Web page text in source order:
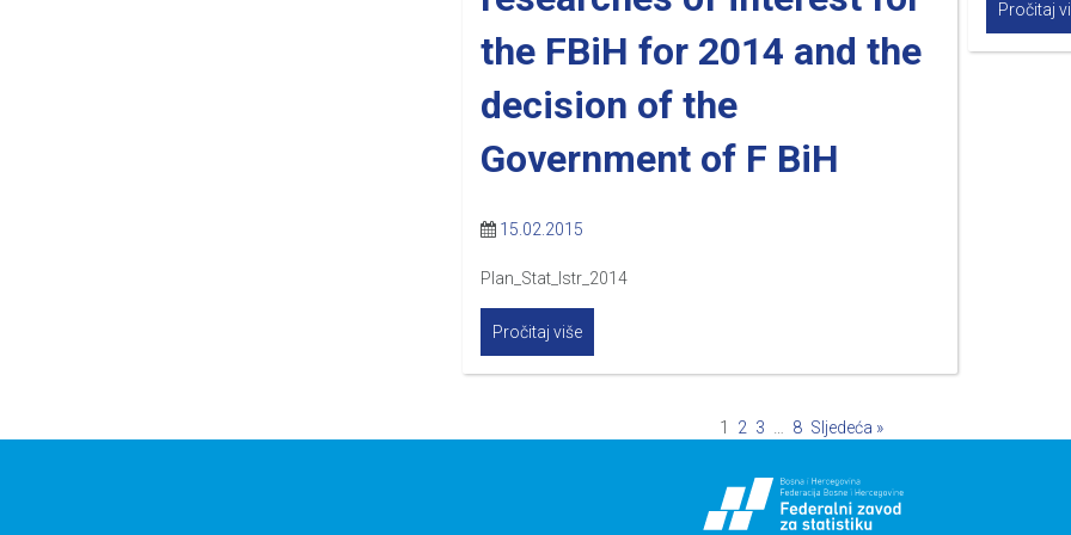
Pročitaj
the FBiH for 2014 and the
decision of the
Government of F BiH
15.02.2015
Plan_Stat_Istr_2014
Pročitaj više
1 2 3 … 8 Sljedeća »